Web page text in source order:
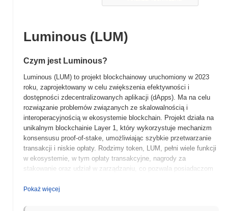
Luminous (LUM)
Czym jest Luminous?
Luminous (LUM) to projekt blockchainowy uruchomiony w 2023
roku, zaprojektowany w celu zwiększenia efektywności i
dostępności zdecentralizowanych aplikacji (dApps). Ma na celu
rozwiązanie problemów związanych ze skalowalnością i
interoperacyjnością w ekosystemie blockchain. Projekt działa na
unikalnym blockchainie Layer 1, który wykorzystuje mechanizm
konsensusu proof-of-stake, umożliwiając szybkie przetwarzanie
transakcji i niskie opłaty. Rodzimy token, LUM, pełni wiele funkcji
w ekosystemie, w tym opłaty transakcyjne, nagrody za
stakowanie oraz udział w zarządzaniu, co pozwala posiadaczom
platformy. Luminous wyróżnia się skupieniem na przyjaznych dla
ułatwiają tworzenie i wdrażanie dApps. To nacisk na dostępność i
Pokaż więcej